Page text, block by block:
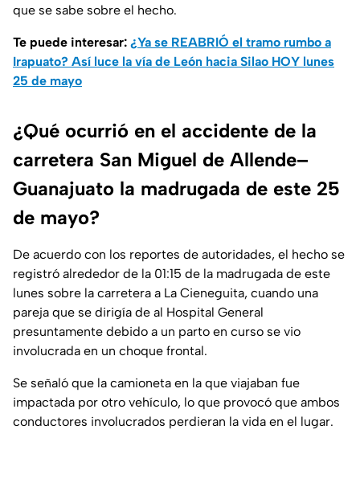
que se sabe sobre el hecho.
Te puede interesar: ¿Ya se REABRIÓ el tramo rumbo a
Irapuato? Así luce la vía de León hacia Silao HOY lunes
25 de mayo
¿Qué ocurrió en el accidente de la
carretera San Miguel de Allende–
Guanajuato la madrugada de este 25
de mayo?
De acuerdo con los reportes de autoridades, el hecho se
registró alrededor de la 01:15 de la madrugada de este
lunes sobre la carretera a La Cieneguita, cuando una
pareja que se dirigía de al Hospital General
presuntamente debido a un parto en curso se vio
involucrada en un choque frontal.
Se señaló que la camioneta en la que viajaban fue
impactada por otro vehículo, lo que provocó que ambos
conductores involucrados perdieran la vida en el lugar.